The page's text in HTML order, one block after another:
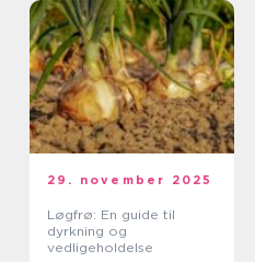
29. november 2025
Løgfrø: En guide til
dyrkning og
vedligeholdelse